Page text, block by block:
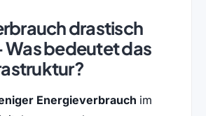
drastisch
Was bedeutet das
Energieverbrauch im